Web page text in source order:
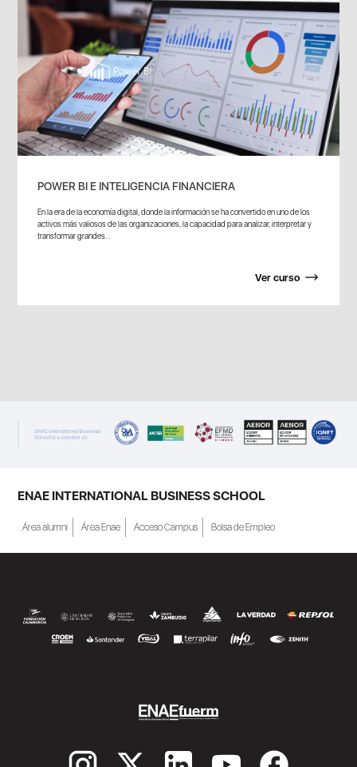
POWER BI E INTELIGENCIA FINANCIERA
En la era de la economía digital, donde la información se ha convertido en uno de los
activos más valiosos de las organizaciones, la capacidad para analizar, interpretar y
transformar grandes...
Ver curso
ENAE INTERNATIONAL BUSINESS SCHOOL
Área alumni Área Enae Acceso Campus Bolsa de Empleo